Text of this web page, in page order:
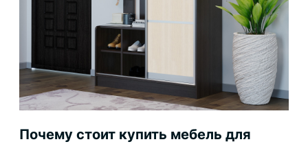
Почему стоит купить мебель для